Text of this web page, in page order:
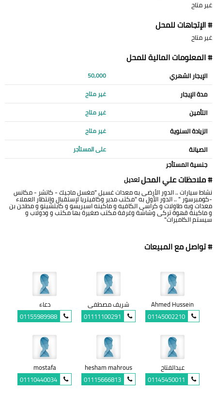
غير متاح
# الإتجاهات للمحل
غير متاح
# المعلومات المالية للمحل
الإيجار الشهري 50,000
مدة الإيجار غير متاح
التأمين غير متاح
الزيادة السنوية غير متاح
الصيانة على المستأجر
جنسية المستأجر
# ملاحظات علي المحلتعديل
نشاط سيارات .. الدور الأرضى به معدات غسيل "مغسل ماجيك - كاتشر - مكانس
-كومبرسور " .. الدور الأول به "مكتب مدير وكافيتريا لإستقبال وإنتظار العملاء
معدات وبه طاولات و كراسى الكافيه و ماكينه اسبريسو و كابتشينو و مطحن بن
و ماكينة قهوة تركى وشاشة وغرفة مكتب صغيرة بها مكتب و ودولاب و
سيستم الكاميرات"
# تواصل مع المبيعات
Ahmed Hussein
01145002210
شريف مصطفى
01111100291
دعاء
01155989988
عبدالفتاح
01145450011
hesham mahrous
01115666813
mostafa
01110440034